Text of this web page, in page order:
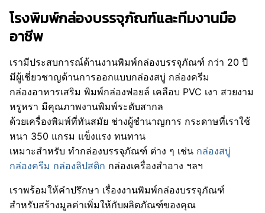
โรงพิมพ์กล่องบรรจุภัณฑ์และทีมงานมือ
อาชีพ
เรามีประสบการณ์ด้านงานพิมพ์กล่องบรรจุภัณฑ์ กว่า 20 ปี
มีผู้เชี่ยวชาญด้านการออกแบบกล่องสบู่ กล่องครีม
กล่องอาหารเสริม พิมพ์กล่องฟอยล์ เคลือบ PVC เงา สวยงาม
หรูหรา มีคุณภาพงานพิมพ์ระดับสากล
ด้วยเครื่องพิมพ์ที่ทันสมัย ช่างผู้ชำนาญการ กระดาษที่เราใช้
หนา 350 แกรม แข็งแรง ทนทาน
เหมาะสำหรับ ทำกล่องบรรจุภัณฑ์ ต่าง ๆ เช่น กล่องสบู่
กล่องครีม กล่องลิปสติก กล่องเครื่องสำอาง ฯลฯ
เราพร้อมให้คำปรึกษา เรื่องงานพิมพ์กล่องบรรจุภัณฑ์
สำหรับสร้างมูลค่าเพิ่มให้กับผลิตภัณฑ์ของคุณ